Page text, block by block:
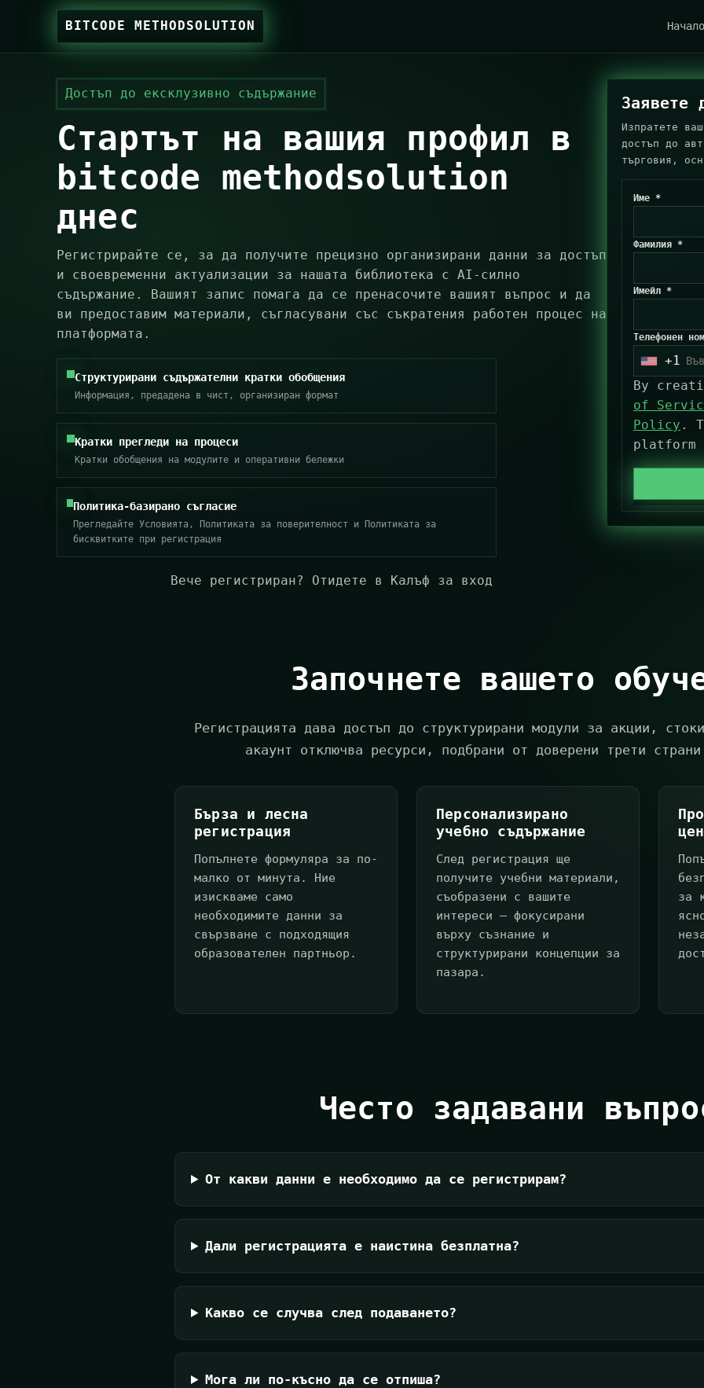
BITCODE METHODSOLUTION Начало
Достъп до ексклузивно съдържание
Стартът на вашия профил в
bitcode methodsolution
днес
Регистрирайте се, за да получите прецизно организирани данни за достъп
и своевременни актуализации за нашата библиотека с AI-силно
съдържание. Вашият запис помага да се пренасочите вашият въпрос и да
ви предоставим материали, съгласувани със съкратения работен процес на
платформата.
Структурирани съдържателни кратки обобщения
Информация, предадена в чист, организиран формат
Кратки прегледи на процеси
Кратки обобщения на модулите и оперативни бележки
Политика-базирано съгласие
Прегледайте Условията, Политиката за поверителност и Политиката за
бисквитките при регистрация
Вече регистриран? Отидете в Калъф за вход
Заявете
Изпратете
достъп до
търговия,
Име *
Фамилия *
Имейл *
Телефонен
U
t
e
d
t
a
+1
By
of
Policy .
Започнете вашето
Регистрацията дава достъп до структурирани модули за акции,
акаунт отключва ресурси, подбрани от доверени трети
Бърза и лесна
регистрация
Попълнете формуляра за по-
малко от минута. Ние
изискваме само
необходимите данни за
свързване с подходящия
образователен партньор.
Персонализирано
учебно съдържание
След регистрация ще
получите учебни материали,
съобразени с вашите
интереси — фокусирани
върху съзнание и
структурирани концепции за
пазара.
за
Често задавани
От какви данни е необходимо да се регистрирам?
Дали регистрацията е наистина безплатна?
Какво се случва след подаването?
Мога ли по-късно да се отпиша?